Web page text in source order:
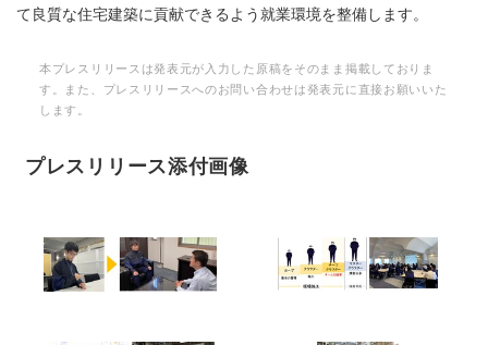
て良質な住宅建築に貢献できるよう就業環境を整備します。
本プレスリリースは発表元が入力した原稿をそのまま掲載しておりま
す。また、プレスリリースへのお問い合わせは発表元に直接お願いいた
します。
プレスリリース添付画像